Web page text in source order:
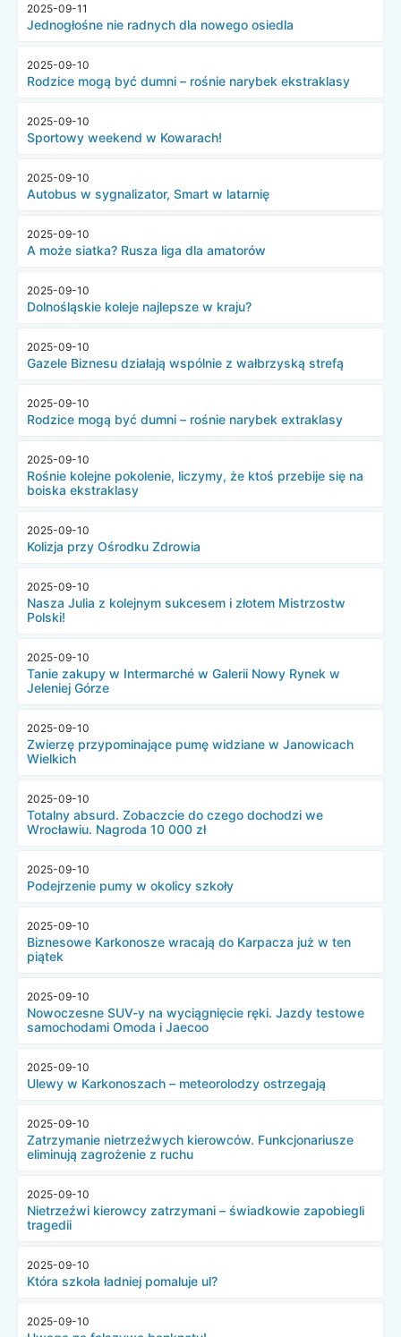
2025-09-11
Jednogłośne nie radnych dla nowego osiedla
2025-09-10
Rodzice mogą być dumni – rośnie narybek ekstraklasy
2025-09-10
Sportowy weekend w Kowarach!
2025-09-10
Autobus w sygnalizator, Smart w latarnię
2025-09-10
A może siatka? Rusza liga dla amatorów
2025-09-10
Dolnośląskie koleje najlepsze w kraju?
2025-09-10
Gazele Biznesu działają wspólnie z wałbrzyską strefą
2025-09-10
Rodzice mogą być dumni – rośnie narybek extraklasy
2025-09-10
Rośnie kolejne pokolenie, liczymy, że ktoś przebije się na
boiska ekstraklasy
2025-09-10
Kolizja przy Ośrodku Zdrowia
2025-09-10
Nasza Julia z kolejnym sukcesem i złotem Mistrzostw
Polski!
2025-09-10
Tanie zakupy w Intermarché w Galerii Nowy Rynek w
Jeleniej Górze
2025-09-10
Zwierzę przypominające pumę widziane w Janowicach
Wielkich
2025-09-10
Totalny absurd. Zobaczcie do czego dochodzi we
Wrocławiu. Nagroda 10 000 zł
2025-09-10
Podejrzenie pumy w okolicy szkoły
2025-09-10
Biznesowe Karkonosze wracają do Karpacza już w ten
piątek
2025-09-10
Nowoczesne SUV-y na wyciągnięcie ręki. Jazdy testowe
samochodami Omoda i Jaecoo
2025-09-10
Ulewy w Karkonoszach – meteorolodzy ostrzegają
2025-09-10
Zatrzymanie nietrzeźwych kierowców. Funkcjonariusze
eliminują zagrożenie z ruchu
2025-09-10
Nietrzeźwi kierowcy zatrzymani – świadkowie zapobiegli
tragedii
2025-09-10
Która szkoła ładniej pomaluje ul?
2025-09-10